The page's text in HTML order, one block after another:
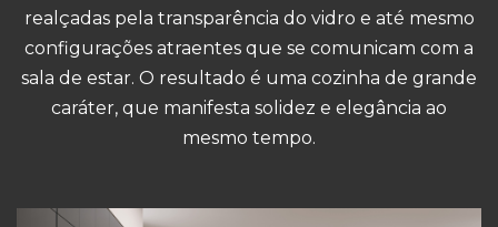
realçadas pela transparência do vidro e até mesmo
configurações atraentes que se comunicam com a
sala de estar. O resultado é uma cozinha de grande
caráter, que manifesta solidez e elegância ao
mesmo tempo.